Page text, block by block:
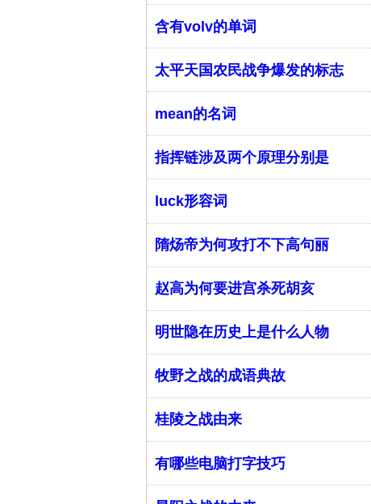
含有volv的单词
太平天国农民战争爆发的标志
mean的名词
指挥链涉及两个原理分别是
luck形容词
隋炀帝为何攻打不下高句丽
赵高为何要进宫杀死胡亥
明世隐在历史上是什么人物
牧野之战的成语典故
桂陵之战由来
有哪些电脑打字技巧